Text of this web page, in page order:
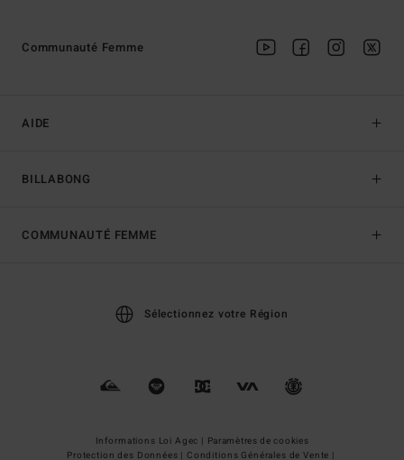
AIDE
BILLABONG
Communauté Femme
COMMUNAUTÉ FEMME
Sélectionnez votre Région
Informations Loi Agec | Paramètres de cookies
Protection des Données | Conditions Générales de Vente |